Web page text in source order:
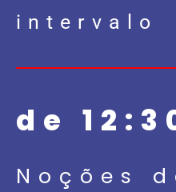
intervalo
de
Noções